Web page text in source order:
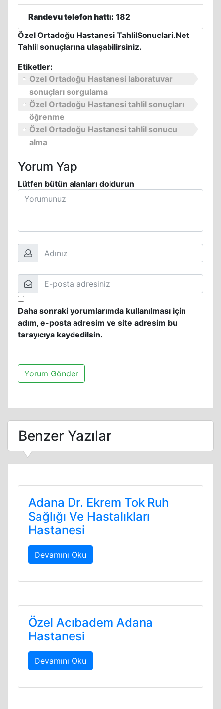
Randevu telefon hattı: 182
Özel Ortadoğu Hastanesi TahlilSonuclari.Net
Tahlil sonuçlarına ulaşabilirsiniz.
Etiketler:
Özel Ortadoğu Hastanesi laboratuvar
sonuçları sorgulama
Özel Ortadoğu Hastanesi tahlil sonuçları
öğrenme
Özel Ortadoğu Hastanesi tahlil sonucu
alma
Yorum Yap
Lütfen bütün alanları doldurun
Daha sonraki yorumlarımda kullanılması için
adım, e-posta adresim ve site adresim bu
tarayıcıya kaydedilsin.
Benzer Yazılar
Adana Dr. Ekrem Tok Ruh
Sağlığı Ve Hastalıkları
Hastanesi
Devamını Oku
Özel Acıbadem Adana
Hastanesi
Devamını Oku